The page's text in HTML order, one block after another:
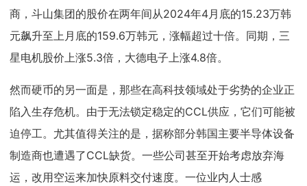
商，斗山集团的股价在两年间从2024年4月底的15.23万韩
元飙升至上月底的159.6万韩元，涨幅超过十倍。同期，三
星电机股价上涨5.3倍，大德电子上涨4.8倍。
然而硬币的另一面是，那些在高科技领域处于劣势的企业正
陷入生存危机。由于无法锁定稳定的CCL供应，它们可能被
迫停工。尤其值得关注的是，据称部分韩国主要半导体设备
制造商也遭遇了CCL缺货。一些公司甚至开始考虑放弃海
运，改用空运来加快原料交付速度。一位业内人士感